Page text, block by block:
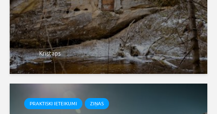
Kristaps
PRAKTISKI IETEIKUMI ZIŅAS